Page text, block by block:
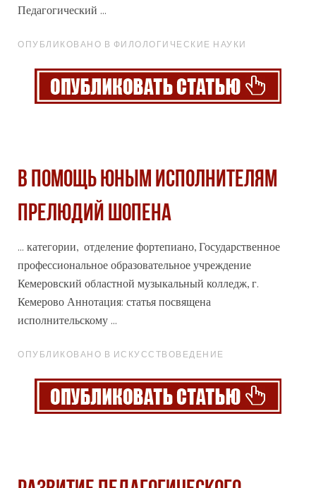
Педагогический ...
ОПУБЛИКОВАНО В ФИЛОЛОГИЧЕСКИЕ НАУКИ
В ПОМОЩЬ ЮНЫМ ИСПОЛНИТЕЛЯМ
ПРЕЛЮДИЙ ШОПЕНА
... категории, отделение фортепиано, Государственное
профессиональное образовательное учреждение
Кемеровский областной музыкальный колледж, г.
Кемерово Аннотация: статья посвящена
исполнительскому ...
ОПУБЛИКОВАНО В ИСКУССТВОВЕДЕНИЕ